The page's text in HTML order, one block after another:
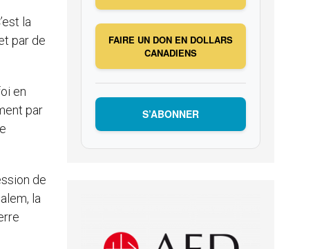
la
par de
en
par
de
la
FAIRE UN DON EN DOLLARS
CANADIENS
S’ABONNER